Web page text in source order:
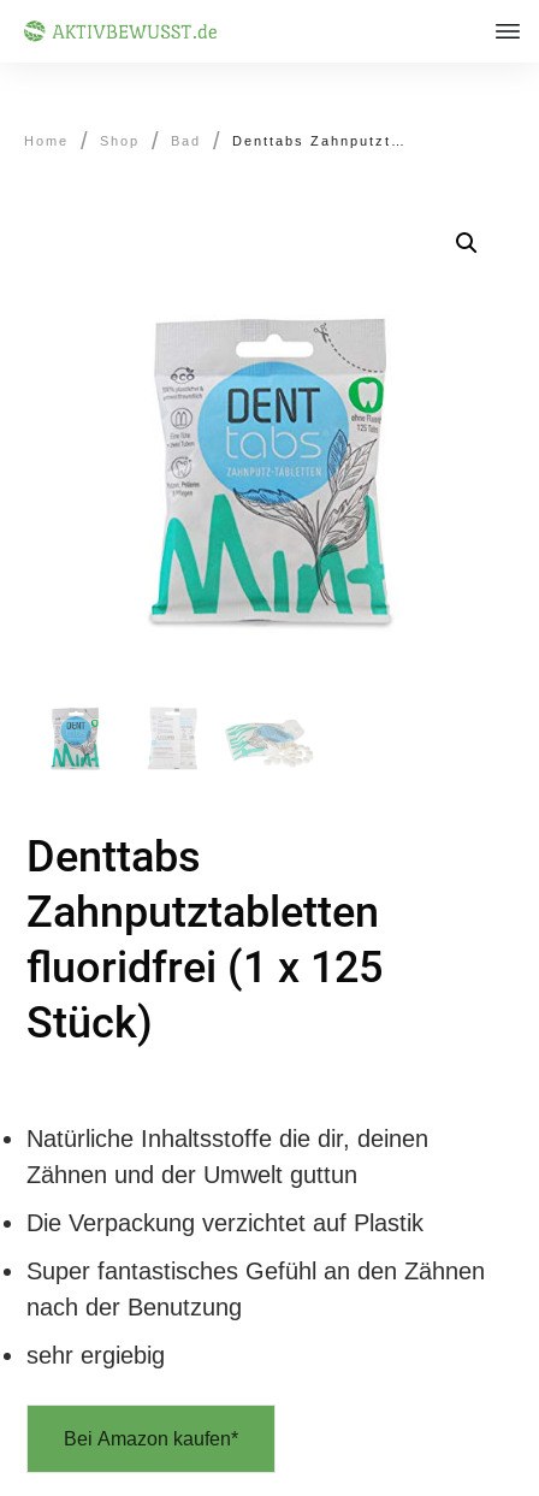
Home / Shop / Bad /
Denttabs
Zahnputztabletten
fluoridfrei (1 x 125
Stück)
Natürliche Inhaltsstoffe die dir, deinen
Zähnen und der Umwelt guttun
Die Verpackung verzichtet auf Plastik
Super fantastisches Gefühl an den Zähnen
nach der Benutzung
sehr ergiebig
Bei Amazon kaufen*